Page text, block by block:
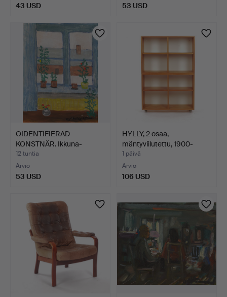
43 USD 53 USD
OIDENTIFIERAD
KONSTNÄR. Ikkuna-
asetelma, ö…
12 tuntia
Arvio
53 USD
HYLLY, 2 osaa,
mäntyviilutettu, 1900-
luvun…
1 päivä
Arvio
106 USD